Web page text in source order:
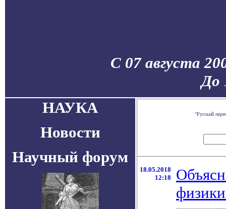
С 07 августа
До
НАУКА
Новости
Научный форум
"Русский
18.05.2018
12:18